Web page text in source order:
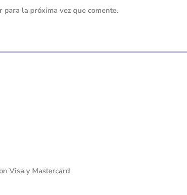
la próxima vez que comente.
Visa y Mastercard